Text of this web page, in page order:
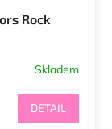
Rock
Skladem
DETAIL